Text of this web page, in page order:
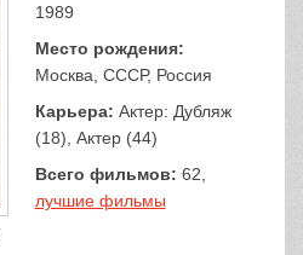
1989
Место рождения:
Москва, СССР, Россия
Карьера: Актер: Дубляж
(18), Актер (44)
Всего фильмов: 62,
лучшие фильмы